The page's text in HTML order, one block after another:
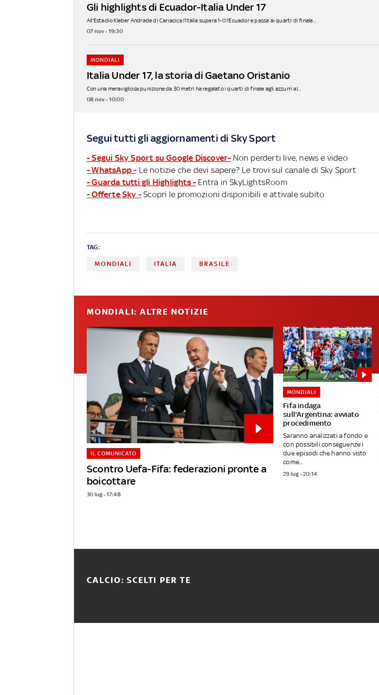
Gli highlights di Ecuador-Italia Under 17
All'Estadio Kleber Andrade di Cariacica l'Italia supera 1-0 l'Ecuador e passa ai quarti di finale...
07 nov - 19:30
Italia Under 17, la storia di Gaetano Oristanio
MONDIALI
Con una meravigliosa punizione da 30 metri ha regalato i quarti di finale agli azzurri al...
08 nov - 10:00
Segui tutti gli aggiornamenti di Sky Sport
- Segui Sky Sport su Google Discover- Non perderti live, news e video
- WhatsApp - Le notizie che devi sapere? Le trovi sul canale di Sky Sport
- Guarda tutti gli Highlights - Entra in SkyLightsRoom
- Offerte Sky - Scopri le promozioni disponibili e attivale subito
TAG:
MONDIALI ITALIA BRASILE
MONDIALI: ALTRE NOTIZIE
Scontro Uefa-Fifa: federazioni pronte a
boicottare
IL COMUNICATO
30 lug - 17:48
Fifa indaga
sull'Argentina: avviato
procedimento
MONDIALI
Saranno analizzati a fondo e
con possibili conseguenze i
due episodi che hanno visto
come...
29 lug - 20:14
CALCIO: SCELTI PER TE